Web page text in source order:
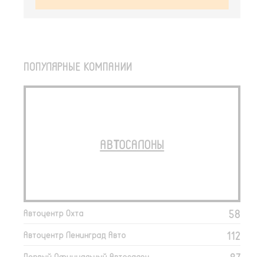
ПОПУЛЯРНЫЕ КОМПАНИИ
АВТОСАЛОНЫ
58
Автоцентр Охта
112
Автоцентр Ленинград Авто